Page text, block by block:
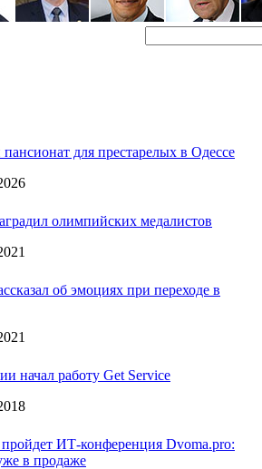
для престарелых в Одессе
олимпийских медалистов
об эмоциях при переходе в
начал работу Get Service
ИТ-конференция Dvoma.pro:
в продаже